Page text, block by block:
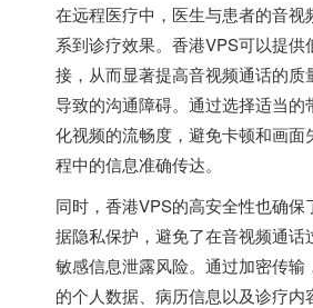
在远程医疗中，医生与患者的音视
系到诊疗效果。 香港VPS可以提供
接，从而显著提高音视频通话的质
导致的沟通障碍。通过选择适当的
化视频的流畅度，避免卡顿和画面
程中的信息准确传达。
同时， 香港VPS的高安全性也确保
据隐私保护，避免了在音视频通话
敏感信息泄露风险。通过加密传输
的个人数据、病历信息以及诊疗内